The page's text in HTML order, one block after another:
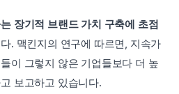
장기적 브랜드 가치 구축에 초점
. 맥킨지의 연구에 따르면, 지속가
이 그렇지 않은 기업들보다 더 높
보고하고 있습니다.